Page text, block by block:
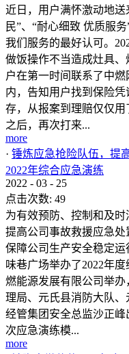
近日，用户满怀激动地送
民”、“耐心细致 优质服
我们服务的最好认可。
做饭操作不当造成灶具
户在第一时间联系了中
内，告知用户找到保险
存，从报案到理赔仅仅
之后，再次打来...
more
· 锤炼应急抢险队伍，
2022年综合应急演练
2022 - 03 - 25
点击次数: 49
为有效预防、控制和及时
提高公司事故救援应急处
保障公司生产安全稳定运
味巷广场举办了2022年
燃能源发展有限公司举
理局、元氏县消防大队
经管集团安全总监沙正
次应急演练模...
more